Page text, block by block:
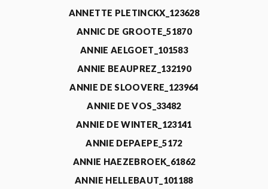
ANNETTE PLETINCKX_123628
ANNIC DE GROOTE_51870
ANNIE AELGOET_101583
ANNIE BEAUPREZ_132190
ANNIE DE SLOOVERE_123964
ANNIE DE VOS_33482
ANNIE DE WINTER_123141
ANNIE DEPAEPE_5172
ANNIE HAEZEBROEK_61862
ANNIE HELLEBAUT_101188